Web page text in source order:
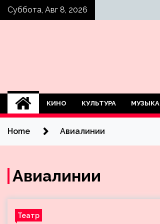
SkipСуббота, Авг 8, 2026
КИНО КУЛЬТУРА МУЗЫКА
Home Авиалинии
Авиалинии
Театр